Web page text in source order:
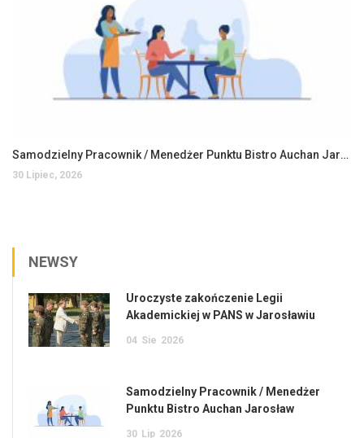
Samodzielny Pracownik / Menedżer Punktu Bistro Auchan Jarosław
30 Lipiec, 2026
NEWSY
Uroczyste zakończenie Legii
Akademickiej w PANS w Jarosławiu
04 Sie 2026
Samodzielny Pracownik / Menedżer
Punktu Bistro Auchan Jarosław
30 Lip 2026